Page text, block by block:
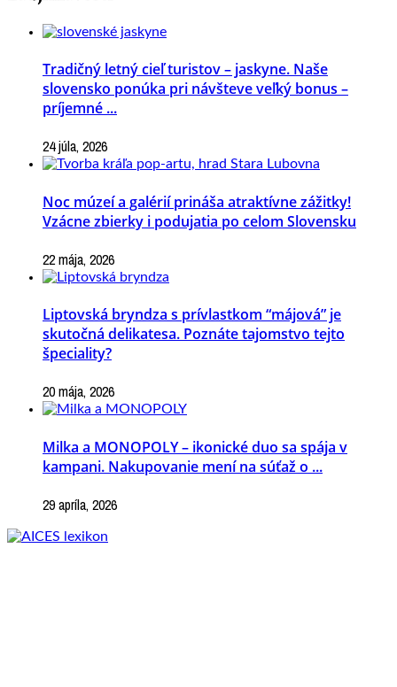
Tradičný letný cieľ turistov – jaskyne. Naše
slovensko ponúka pri návšteve veľký bonus –
príjemné ...
24 júla, 2026
Noc múzeí a galérií prináša atraktívne zážitky!
Vzácne zbierky i podujatia po celom Slovensku
22 mája, 2026
Liptovská bryndza s prívlastkom “májová” je
skutočná delikatesa. Poznáte tajomstvo tejto
špeciality?
20 mája, 2026
Milka a MONOPOLY – ikonické duo sa spája v
kampani. Nakupovanie mení na súťaž o ...
29 apríla, 2026